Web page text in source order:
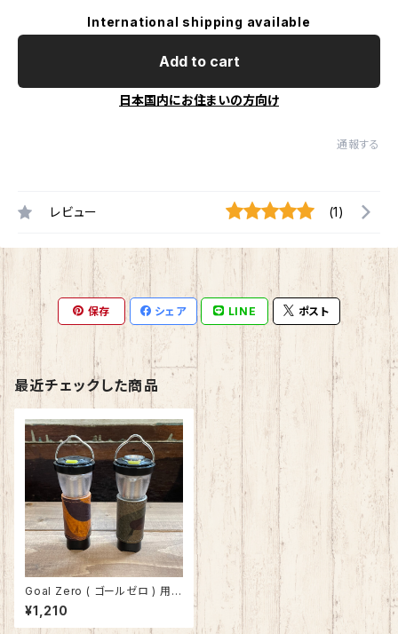
International shipping available
Add to cart
日本国内にお住まいの方向け
通報する
レビュー (1)
保存 シェア LINE ポスト
最近チェックした商品
Goal Zero ( ゴールゼロ ) 用
迷彩柄レザーカバー イタリアン
レザー 日本製 SPO-028
¥1,210